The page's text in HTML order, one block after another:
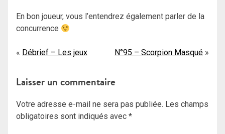
En bon joueur, vous l’entendrez également parler de la
concurrence
Navigation
Débrief – Les jeux N°95 – Scorpion Masqué
Laisser un commentaire
Votre adresse e-mail ne sera pas publiée. Les champs
obligatoires sont indiqués avec *